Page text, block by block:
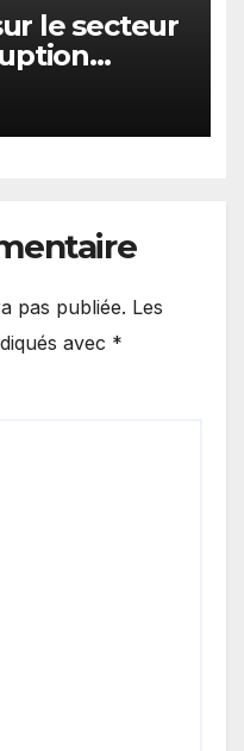
le secteur
»
pas publiée. Les
avec *